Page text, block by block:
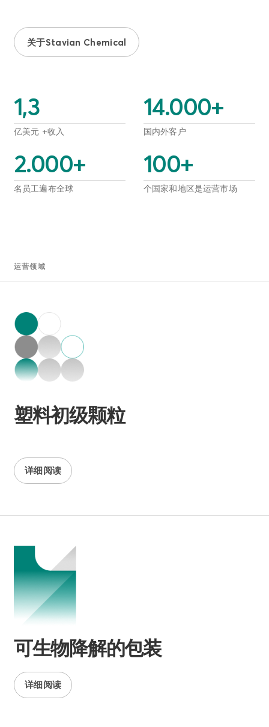
关于Stavian Chemical
1,3
亿美元 +收入
14.000+
国内外客户
2.000+
名员工遍布全球
100+
个国家和地区是运营市场
运营领域
塑料初级颗粒
详细阅读
可生物降解的包装
详细阅读